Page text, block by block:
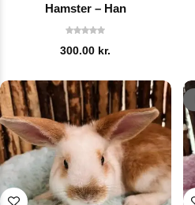
Hamster – Han
300.00 kr.